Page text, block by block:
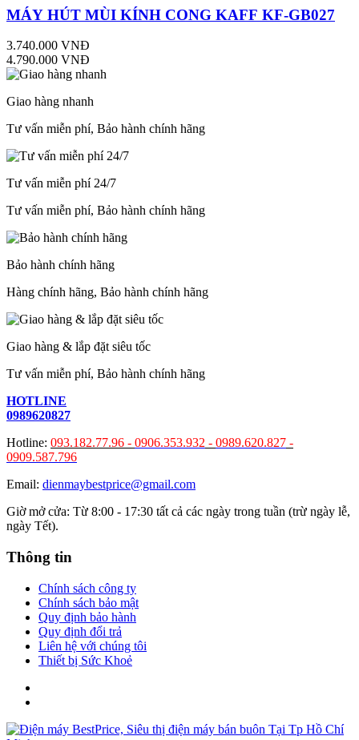
MÁY HÚT MÙI KÍNH CONG KAFF KF-GB027
3.740.000 VNĐ
4.790.000 VNĐ
Giao hàng nhanh
Tư vấn miễn phí, Bảo hành chính hãng
Tư vấn miễn phí 24/7
Tư vấn miễn phí, Bảo hành chính hãng
Bảo hành chính hãng
Hàng chính hãng, Bảo hành chính hãng
Giao hàng & lắp đặt siêu tốc
Tư vấn miễn phí, Bảo hành chính hãng
HOTLINE
0989620827
Hotline: 093.182.77.96 - 0906.353.932 - 0989.620.827 -
0909.587.796
Email: dienmaybestprice@gmail.com
Giờ mở cửa: Từ 8:00 - 17:30 tất cả các ngày trong tuần (trừ ngày lễ,
ngày Tết).
Thông tin
Chính sách công ty
Chính sách bảo mật
Quy định bảo hành
Quy định đổi trả
Liên hệ với chúng tôi
Thiết bị Sức Khoẻ